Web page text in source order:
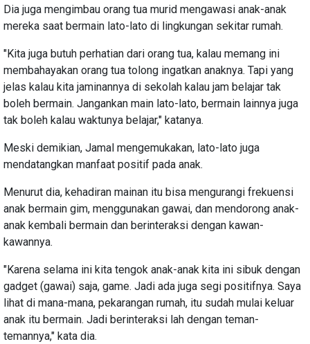
Dia juga mengimbau orang tua murid mengawasi anak-anak
mereka saat bermain lato-lato di lingkungan sekitar rumah.
"Kita juga butuh perhatian dari orang tua, kalau memang ini
membahayakan orang tua tolong ingatkan anaknya. Tapi yang
jelas kalau kita jaminannya di sekolah kalau jam belajar tak
boleh bermain. Jangankan main lato-lato, bermain lainnya juga
tak boleh kalau waktunya belajar," katanya.
Meski demikian, Jamal mengemukakan, lato-lato juga
mendatangkan manfaat positif pada anak.
Menurut dia, kehadiran mainan itu bisa mengurangi frekuensi
anak bermain gim, menggunakan gawai, dan mendorong anak-
anak kembali bermain dan berinteraksi dengan kawan-
kawannya.
"Karena selama ini kita tengok anak-anak kita ini sibuk dengan
gadget (gawai) saja, game. Jadi ada juga segi positifnya. Saya
lihat di mana-mana, pekarangan rumah, itu sudah mulai keluar
anak itu bermain. Jadi berinteraksi lah dengan teman-
temannya," kata dia.